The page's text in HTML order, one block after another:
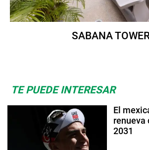
SABANA
TE PUEDE INTERESAR
El
renueva
2031